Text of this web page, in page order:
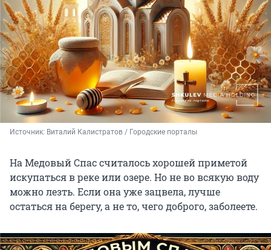
Источник: Виталий Калистратов / Городские порталы
На Медовый Спас считалось хорошей приметой
искупаться в реке или озере. Но не во всякую воду
можно лезть. Если она уже зацвела, лучше
остаться на берегу, а не то, чего доброго, заболеете.